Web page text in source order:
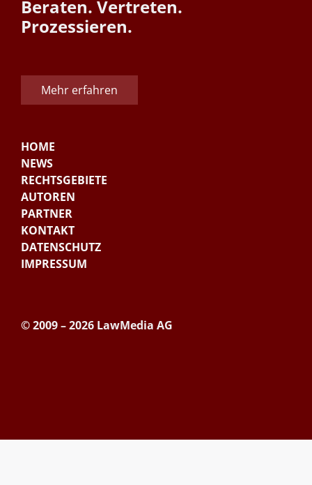
Beraten. Vertreten.
Prozessieren.
Mehr erfahren
HOME
NEWS
RECHTSGEBIETE
AUTOREN
PARTNER
KONTAKT
DATENSCHUTZ
IMPRESSUM
© 2009 – 2026 LawMedia AG